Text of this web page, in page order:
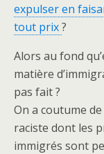
expulser en
tout prix?
Alors au fond
matière
pas fait ?
On a coutume
raciste dont les
immigrés sont